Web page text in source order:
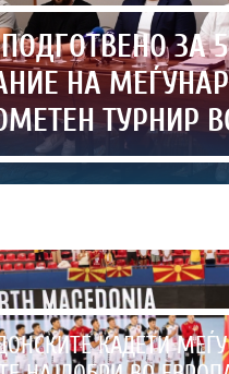
ЗА
НА
ТУРНИР
КАДЕТИ МЕЃУ